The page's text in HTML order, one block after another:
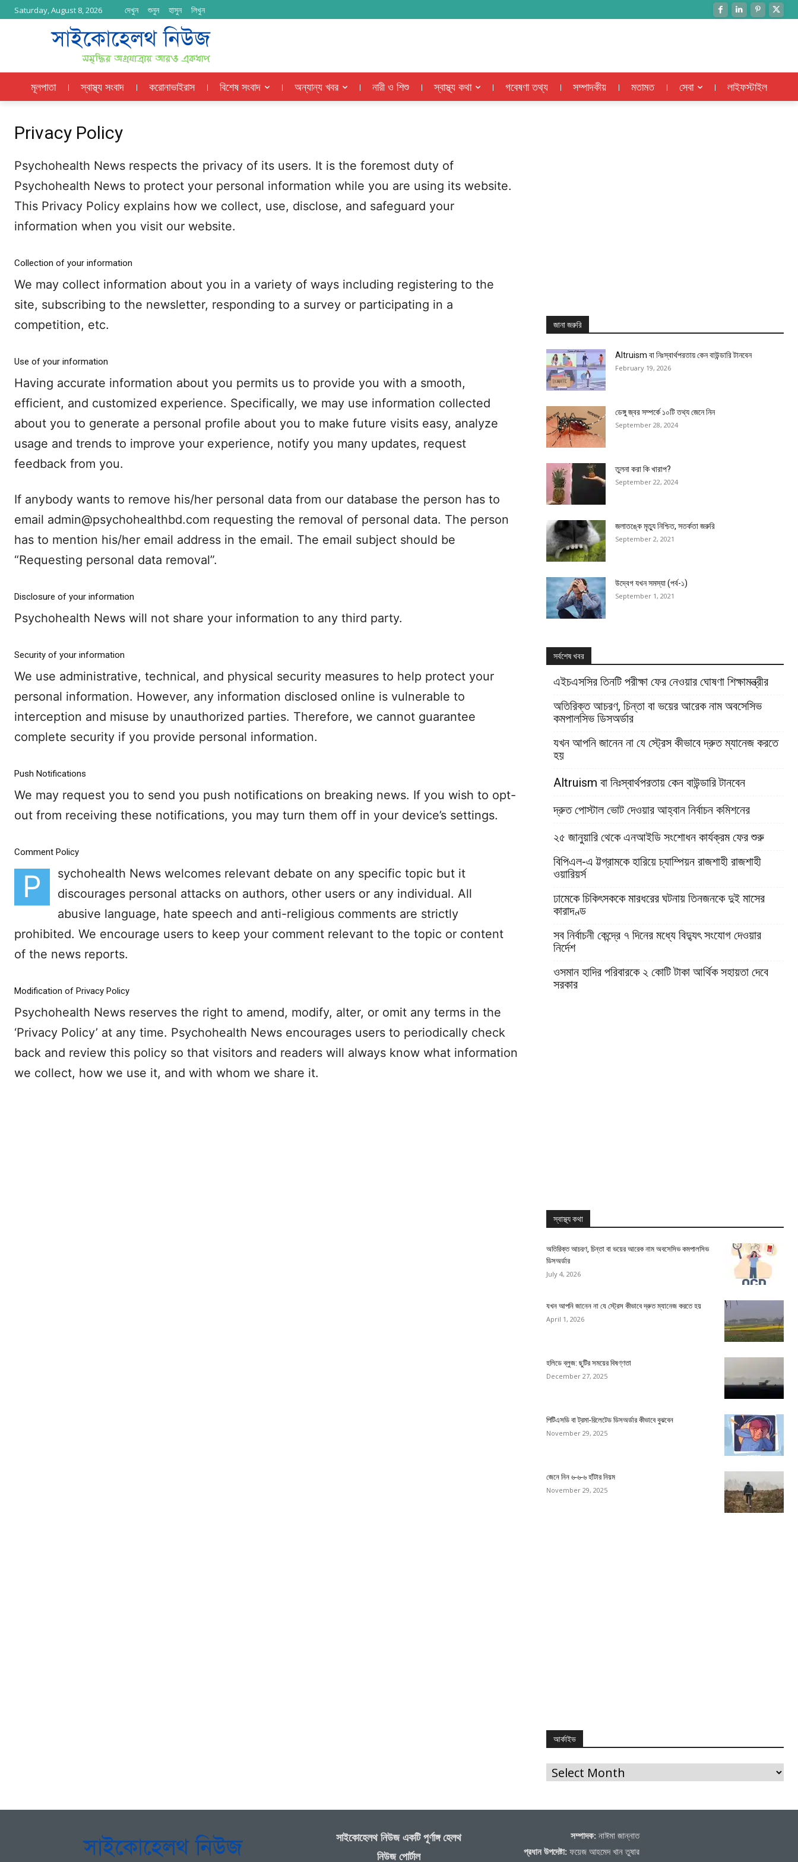
Saturday, August 8, 2026 দেখুন শুনুন হাসুন লিখুন
মূলপাতা স্বাস্থ্য সংবাদ করোনাভাইরাস বিশেষ সংবাদ অন্যান্য খবর নারী ও শিশু স্বাস্থ্য কথা গবেষণা তথ্য সম্পাদকীয় মতামত সেবা লাইফস্টাইল
Privacy Policy
Psychohealth News respects the privacy of its users. It is the foremost duty of
Psychohealth News to protect your personal information while you are using its website.
This Privacy Policy explains how we collect, use, disclose, and safeguard your
information when you visit our website.
Collection of your information
We may collect information about you in a variety of ways including registering to the
site, subscribing to the newsletter, responding to a survey or participating in a
competition, etc.
Use of your information
Having accurate information about you permits us to provide you with a smooth,
efficient, and customized experience. Specifically, we may use information collected
about you to generate a personal profile about you to make future visits easy, analyze
usage and trends to improve your experience, notify you many updates, request
feedback from you.
If anybody wants to remove his/her personal data from our database the person has to
email admin@psychohealthbd.com requesting the removal of personal data. The person
has to mention his/her email address in the email. The email subject should be
“Requesting personal data removal”.
Disclosure of your information
Psychohealth News will not share your information to any third party.
Security of your information
We use administrative, technical, and physical security measures to help protect your
personal information. However, any information disclosed online is vulnerable to
interception and misuse by unauthorized parties. Therefore, we cannot guarantee
complete security if you provide personal information.
Push Notifications
We may request you to send you push notifications on breaking news. If you wish to opt-
out from receiving these notifications, you may turn them off in your device’s settings.
Comment Policy
P
sychohealth News welcomes relevant debate on any specific topic but it
discourages personal attacks on authors, other users or any individual. All
abusive language, hate speech and anti-religious comments are strictly
prohibited. We encourage users to keep your comment relevant to the topic or content
of the news reports.
Modification of Privacy Policy
Psychohealth News reserves the right to amend, modify, alter, or omit any terms in the
‘Privacy Policy’ at any time. Psychohealth News encourages users to periodically check
back and review this policy so that visitors and readers will always know what information
we collect, how we use it, and with whom we share it.
জানা জরুরি
Altruism বা নিঃস্বার্থপরতায় কেন বাউন্ডারি টানবেন
February 19, 2026
ডেঙ্গু জ্বর সম্পর্কে ১০টি তথ্য জেনে নিন
September 28, 2024
তুলনা করা কি খারাপ?
September 22, 2024
জলাতঙ্কে মৃত্যু নিশ্চিত, সতর্কতা জরুরি
September 2, 2021
উদ্বেগ যখন সমস্যা (পর্ব-১)
September 1, 2021
সর্বশেষ খবর
এইচএসসির তিনটি পরীক্ষা ফের নেওয়ার ঘোষণা শিক্ষামন্ত্রীর
অতিরিক্ত আচরণ, চিন্তা বা ভয়ের আরেক নাম অবসেসিভ
কমপালসিভ ডিসঅর্ডার
যখন আপনি জানেন না যে স্ট্রেস কীভাবে দ্রুত ম্যানেজ করতে
হয়
Altruism বা নিঃস্বার্থপরতায় কেন বাউন্ডারি টানবেন
দ্রুত পোস্টাল ভোট দেওয়ার আহ্বান নির্বাচন কমিশনের
২৫ জানুয়ারি থেকে এনআইডি সংশোধন কার্যক্রম ফের শুরু
বিপিএল-এ ট্টগ্রামকে হারিয়ে চ্যাম্পিয়ন রাজশাহী রাজশাহী
ওয়ারিয়র্স
ঢামেকে চিকিৎসককে মারধরের ঘটনায় তিনজনকে দুই মাসের
কারাদণ্ড
সব নির্বাচনী কেন্দ্রে ৭ দিনের মধ্যে বিদ্যুৎ সংযোগ দেওয়ার
নির্দেশ
ওসমান হাদির পরিবারকে ২ কোটি টাকা আর্থিক সহায়তা দেবে
সরকার
স্বাস্থ্য কথা
অতিরিক্ত আচরণ, চিন্তা বা ভয়ের আরেক নাম অবসেসিভ কমপালসিভ
ডিসঅর্ডার
July 4, 2026
যখন আপনি জানেন না যে স্ট্রেস কীভাবে দ্রুত ম্যানেজ করতে হয়
April 1, 2026
হলিডে ব্লুজ: ছুটির সময়ের বিষণ্ণতা
December 27, 2025
পিটিএসডি বা ট্রমা-রিলেটেড ডিসঅর্ডার কীভাবে বুঝবেন
November 29, 2025
জেনে নিন ৬-৬-৬ হাঁটার নিয়ম
November 29, 2025
আর্কাইভ
আর্কাইভ
সাইকোহেলথ নিউজ একটি পূর্ণাঙ্গ হেলথ
নিউজ পোর্টাল
সম্পাদক: নাঈমা জান্নাত
প্রধান উপদেষ্টা: ফয়েজ আহমেদ খান তুষার